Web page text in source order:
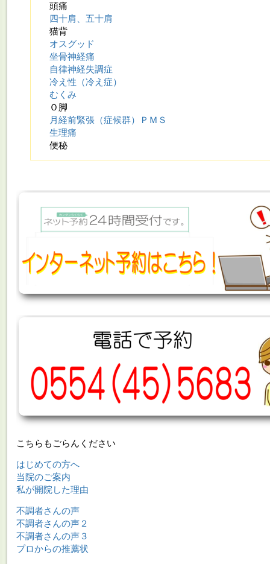
頭痛
四十肩、五十肩
猫背
オスグッド
坐骨神経痛
自律神経失調症
冷え性（冷え症）
むくみ
Ｏ脚
月経前緊張（症候群）ＰＭＳ
生理痛
便秘
こちらもごらんください
はじめての方へ
当院のご案内
私が開院した理由
不調者さんの声
不調者さんの声２
不調者さんの声３
プロからの推薦状